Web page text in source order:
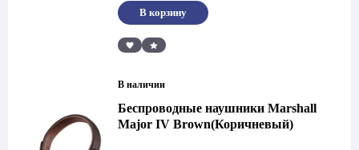
Сравнить
В корзину
В наличии
Беспроводные наушники Marshall
Major IV Brown(Коричневый)